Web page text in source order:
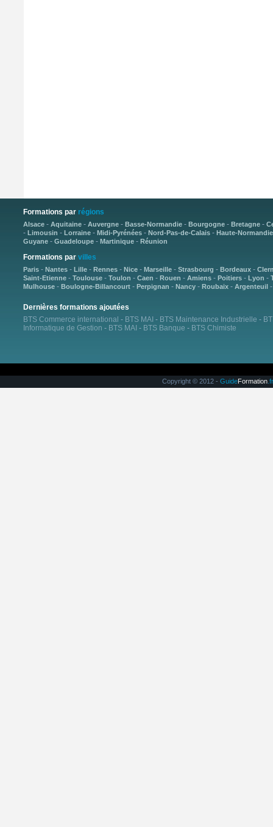
Formations par régions
Alsace- Aquitaine- Auvergne- Basse-Normandie- Bourgogne- Bretagne-
- Limousin - Lorraine- Midi-Pyrénées- Nord-Pas-de-Calais- Haute-Normandie
Guyane- Guadeloupe- Martinique- Réunion
Formations par villes
Paris- Nantes- Lille- Rennes- Nice- Marseille- Strasbourg - Bordeaux-
Saint-Etienne- Toulouse- Toulon - Caen - Rouen - Amiens- Poitiers- Lyon -
Mulhouse- Boulogne-Billancourt- Perpignan - Nancy- Roubaix- Argenteuil
Dernières formations ajoutées
BTS Commerce international - BTS MAI - BTS Maintenance Industrielle -
Informatique de Gestion - BTS MAI - BTS Banque - BTS Chimiste
Copyright © 2012 - GuideFormation.fr